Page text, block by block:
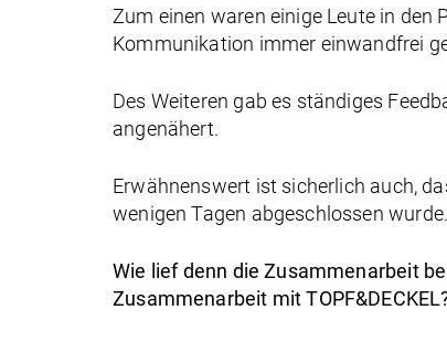
Zum einen waren einige Leute in den
Kommunikation immer einwandfrei
Des Weiteren gab es ständiges
angenähert.
Erwähnenswert ist sicherlich auch,
wenigen Tagen abgeschlossen
Wie lief denn die Zusammenarbeit
Zusammenarbeit mit